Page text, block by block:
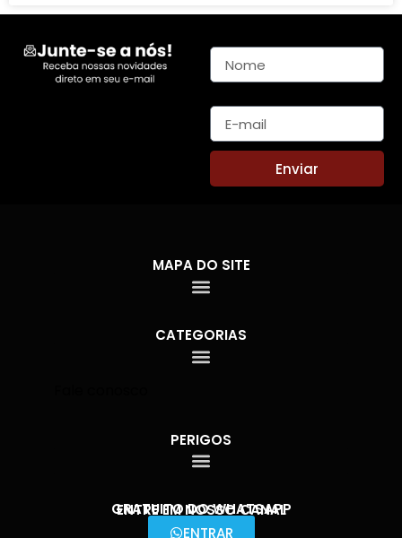
Enviar
MAPA DO SITE
CATEGORIAS
PERIGOS
ENTRE EM NOSSO CANAL
GRATUITO DO WHATSAPP
ENTRAR